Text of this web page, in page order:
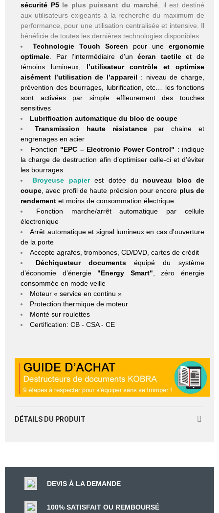
sécurité P5 le plus puissant du marché , il est destiné
aux utilisateurs exigeants à la recherche du maximum de
performance, pour une utilisation centralisée et intensive. Il
bénéficie de toutes les dernières technologies disponibles
Technologie Touch Screen pour une ergonomie
optimale . Par l’intermédiaire d'unécran tactileet de
témoins lumineux, l’utilisateur contrôle et optimise
aisément l’utilisation de l’appareil : niveau de charge,
prévention des bourrages, lubrification, etc… les fonctions
sont activées par simple effleurement des touches
sensitives
Lubrification automatique du bloc de coupe
Transmission haute résistance par chaine et
engrenages en acier
Fonction "EPC – Electronic Power Control" : indique
la charge de destruction afin d’optimiser celle-ci et d’éviter
les bourrages
Broyeuse papier est dotée du nouveau bloc de
coupe , avec profil de haute précision pour encore plus de
rendement et moins de consommation électrique
Fonction marche/arrêt automatique par cellule
électronique
Arrêt automatique et signal lumineux en cas d'ouverture
de la porte
Accepte agrafes, trombones, CD/DVD, cartes de crédit
Déchiqueteur documents équipé du système
d’économie d’énergie "Energy Smart" , zéro énergie
consommée en mode veille
Moteur « service en continu »
Protection thermique de moteur
Monté sur roulettes
Certification: CB - CSA - CE
DÉTAILS DU PRODUIT
DEVIS À LA DEMANDE
100% SATISFAIT OU REMBOURSÉ